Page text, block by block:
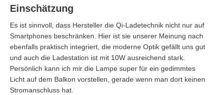
Einschätzung
Es ist sinnvoll, dass Hersteller die Qi-Ladetechnik nicht nur auf
Smartphones beschränken. Hier ist sie unserer Meinung nach
ebenfalls praktisch integriert, die moderne Optik gefällt uns gut
und auch die Ladestation ist mit 10W ausreichend stark.
Persönlich kann ich mir die Lampe super für ein gedimmtes
Licht auf dem Balkon vorstellen, gerade wenn man dort keinen
Stromanschluss hat.